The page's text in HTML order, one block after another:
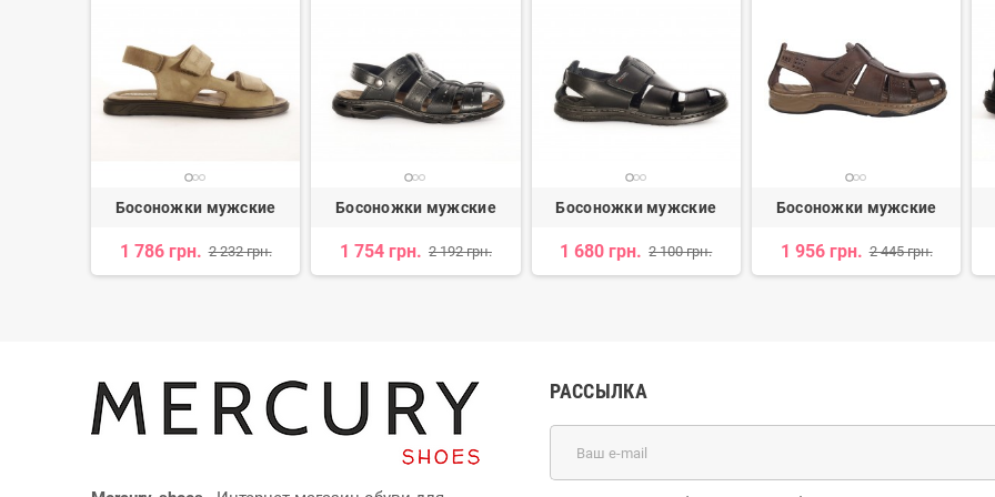
Босоножки мужские
1 786 грн. 2 232 грн.
Босоножки мужские
1 754 грн. 2 192 грн.
Босоножки мужские
1 680 грн. 2 100 грн.
Босоножки мужские
1 956 грн. 2 445 грн.
РАССЫЛКА